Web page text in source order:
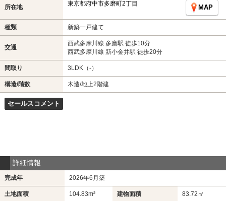
所在地 東京都府中市多磨町2丁目
MAP
種類 新築一戸建て
交通
西武多摩川線 多磨駅 徒歩10分
西武多摩川線 新小金井駅 徒歩20分
間取り 3LDK（-）
構造/階数 木造/地上2階建
セールスコメント
詳細情報
完成年 2026年6月築
土地面積 104.83m² 建物面積 83.72㎡